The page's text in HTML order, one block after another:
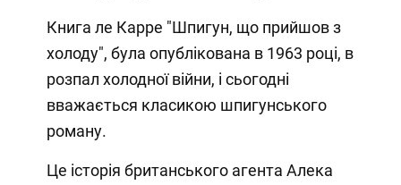
Книга ле Карре "Шпигун, що прийшов з
холоду", була опублікована в 1963 році, в
розпал холодної війни, і сьогодні
вважається класикою шпигунського
роману.
Це історія британського агента Алека